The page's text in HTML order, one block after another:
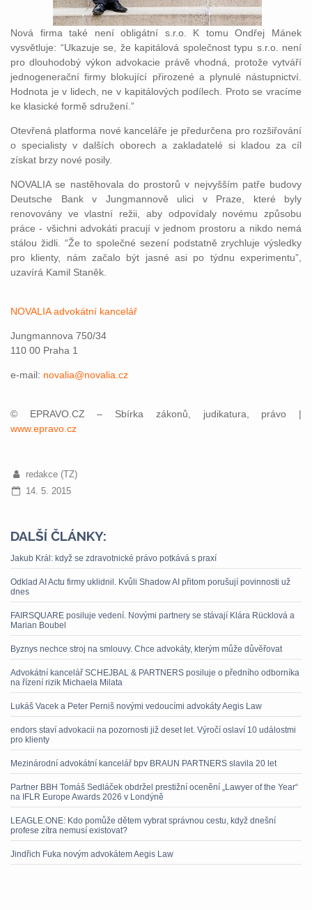
Nová firma také není obligátní s.r.o. K tomu Ondřej Mánek
vysvětluje: “Ukazuje se, že kapitálová společnost typu s.r.o. není
pro dlouhodobý výkon advokacie právě vhodná, protože vytváří
jednogenerační firmy blokující přirozené a plynulé nástupnictví.
Hodnota je v lidech, ne v kapitálových podílech. Proto se vracíme
ke klasické formě sdružení.”
Otevřená platforma nové kanceláře je předurčena pro rozšiřování
o specialisty v dalších oborech a zakladatelé si kladou za cíl
získat brzy nové posily.
NOVALIA se nastěhovala do prostorů v nejvyšším patře budovy
Deutsche Bank v Jungmannově ulici v Praze, které byly
renovovány ve vlastní režii, aby odpovídaly novému způsobu
práce - všichni advokáti pracují v jednom prostoru a nikdo nemá
stálou židli. “Že to společné sezení podstatně zrychluje výsledky
pro klienty, nám začalo být jasné asi po týdnu experimentu”,
uzavírá Kamil Staněk.
NOVALIA advokátní kancelář
Jungmannova 750/34​
110 00 Praha 1
e-mail: novalia@novalia.cz
© EPRAVO.CZ – Sbírka zákonů, judikatura, právo |
www.epravo.cz
redakce (TZ)
14. 5. 2015
DALŠÍ ČLÁNKY:
Jakub Král: když se zdravotnické právo potkává s praxí
Odklad AI Actu firmy uklidnil. Kvůli Shadow AI přitom porušují povinnosti už
dnes
FAIRSQUARE posiluje vedení. Novými partnery se stávají Klára Rücklová a
Marian Boubel
Byznys nechce stroj na smlouvy. Chce advokáty, kterým může důvěřovat
Advokátní kancelář SCHEJBAL & PARTNERS posiluje o předního odborníka
na řízení rizik Michaela Milata
Lukáš Vacek a Peter Perniš novými vedoucími advokáty Aegis Law
endors staví advokacii na pozornosti již deset let. Výročí oslaví 10 událostmi
pro klienty
Mezinárodní advokátní kancelář bpv BRAUN PARTNERS slavila 20 let
Partner BBH Tomáš Sedláček obdržel prestižní ocenění „Lawyer of the Year“
na IFLR Europe Awards 2026 v Londýně
LEAGLE.ONE: Kdo pomůže dětem vybrat správnou cestu, když dnešní
profese zítra nemusí existovat?
Jindřich Fuka novým advokátem Aegis Law